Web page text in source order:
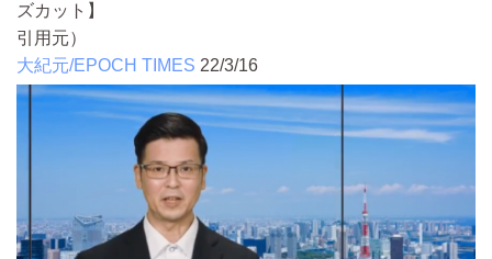
ズカット】
引用元）
大紀元/EPOCH TIMES 22/3/16